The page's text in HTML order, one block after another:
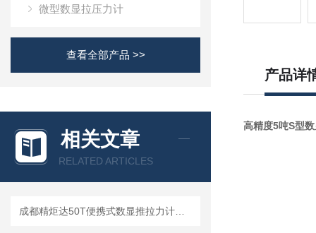
微型数显拉压力计
查看全部产品 >>
相关文章
RELATED ARTICLES
产品详
高精度5吨S型